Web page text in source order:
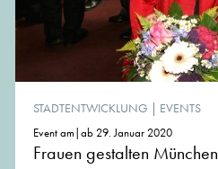
STADTENTWICKLUNG | EVENTS
Event am|ab 29. Januar 2020
Frauen gestalten München